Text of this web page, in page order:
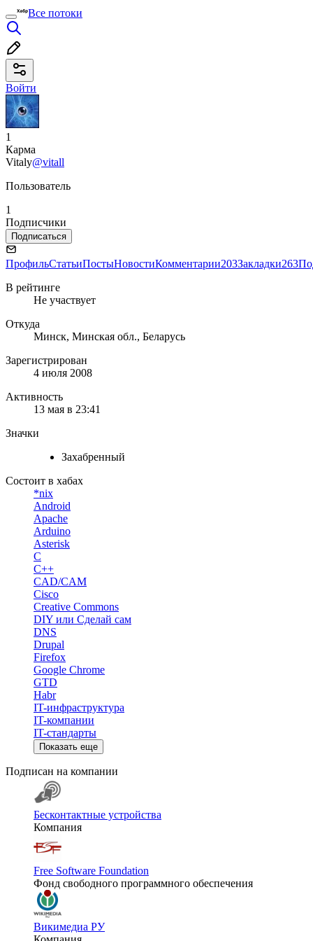
Все потоки
Войти
1
Карма
Vitaly@vitall
Пользователь
1
Подписчики
Подписаться
ПрофильСтатьиПостыНовостиКомментарии203Закладки263
В рейтинге
Не участвует
Откуда
Минск, Минская обл., Беларусь
Зарегистрирован
4 июля 2008
Активность
13 мая в 23:41
Значки
Захабренный
Состоит в хабах
*nix
Android
Apache
Arduino
Asterisk
C
C++
CAD/CAM
Cisco
Creative Commons
DIY или Сделай сам
DNS
Drupal
Firefox
Google Chrome
GTD
Habr
IT-инфраструктура
IT-компании
IT-стандарты
Показать еще
Подписан на компании
Бесконтактные устройства
Компания
Free Software Foundation
Фонд свободного программного обеспечения
Викимедиа РУ